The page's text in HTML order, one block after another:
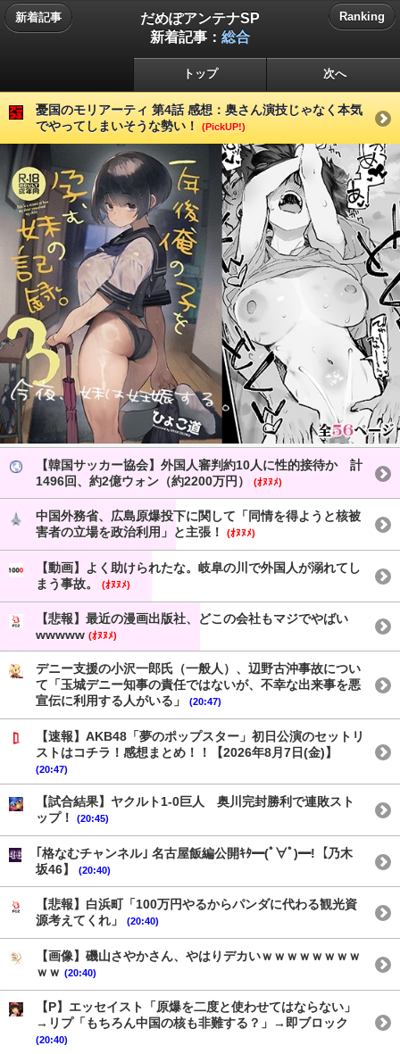
新着記事
だめぽアンテナSP
新着記事： 総合
Ranking
トップ 次へ
憂国のモリアーティ 第4話 感想：奥さん演技じゃなく本気
でやってしまいそうな勢い！
(PickUP!)
【韓国サッカー協会】外国人審判約10人に性的接待か 計
1496回、約2億ウォン（約2200万円）
(ｵﾇﾇﾒ)
中国外務省、広島原爆投下に関して「同情を得ようと核被
害者の立場を政治利用」と主張！
(ｵﾇﾇﾒ)
【動画】よく助けられたな。岐阜の川で外国人が溺れてし
まう事故。
(ｵﾇﾇﾒ)
【悲報】最近の漫画出版社、どこの会社もマジでやばい
wwwww (ｵﾇﾇﾒ)
デニー支援の小沢一郎氏（一般人）、辺野古沖事故につい
て「玉城デニー知事の責任ではないが、不幸な出来事を悪
宣伝に利用する人がいる」
(20:47)
【速報】AKB48「夢のポップスター」初日公演のセットリ
ストはコチラ！感想まとめ！！【2026年8月7日(金)】
(20:47)
【試合結果】ヤクルト1-0巨人 奥川完封勝利で連敗スト
ップ！
(20:45)
｢格なむチャンネル｣ 名古屋飯編公開ｷﾀ━(ﾟ∀ﾟ)━!【乃木
坂46】
(20:40)
【悲報】白浜町「100万円やるからパンダに代わる観光資
源考えてくれ」
(20:40)
【画像】磯山さやかさん、やはりデカいｗｗｗｗｗｗｗｗ
ｗｗ (20:40)
【P】エッセイスト「原爆を二度と使わせてはならない」
→リプ「もちろん中国の核も非難する？」→即ブロック
(20:40)